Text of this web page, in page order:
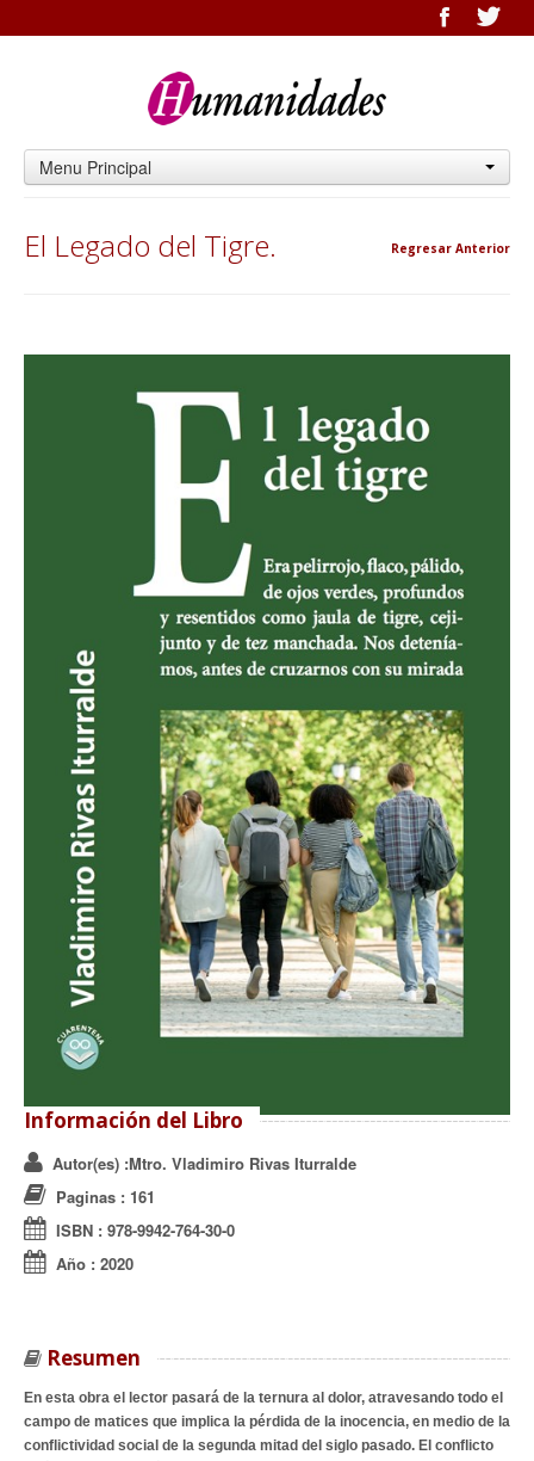
Menu Principal
El Legado del Tigre. Regresar Anterior
Información del Libro
Autor(es) :Mtro. Vladimiro Rivas Iturralde
Paginas : 161
ISBN : 978-9942-764-30-0
Año : 2020
Resumen
En esta obra el lector pasará de la ternura al dolor, atravesando todo el
campo de matices que implica la pérdida de la inocencia, en medio de la
conflictividad social de la segunda mitad del siglo pasado. El conflicto